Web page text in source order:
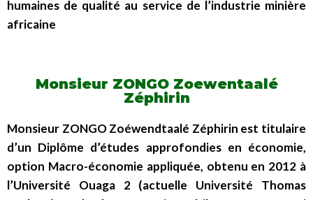
humaines de qualité au service de l’industrie minière
africaine
Monsieur ZONGO Zoewentaalé
Zéphirin
Monsieur ZONGO Zoéwendtaalé Zéphirin est titulaire
d’un Diplôme d’études approfondies en économie,
option Macro-économie appliquée, obtenu en 2012 à
l’Université Ouaga 2 (actuelle Université Thomas